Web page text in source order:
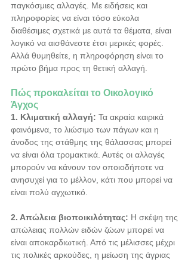
παγκόσμιες αλλαγές. Με ειδήσεις και
πληροφορίες να είναι τόσο εύκολα
διαθέσιμες σχετικά με αυτά τα θέματα, είναι
λογικό να αισθάνεστε έτσι μερικές φορές.
Αλλά θυμηθείτε, η πληροφόρηση είναι το
πρώτο βήμα προς τη θετική αλλαγή.
Πώς προκαλείται το Οικολογικό
Άγχος
1. Κλιματική αλλαγή: Τα ακραία καιρικά
φαινόμενα, το λιώσιμο των πάγων και η
άνοδος της στάθμης της θάλασσας μπορεί
να είναι όλα τρομακτικά. Αυτές οι αλλαγές
μπορούν να κάνουν τον οποιοδήποτε να
ανησυχεί για το μέλλον, κάτι που μπορεί να
είναι πολύ αγχωτικό.
2. Απώλεια βιοποικιλότητας: Η σκέψη της
απώλειας πολλών ειδών ζώων μπορεί να
είναι αποκαρδιωτική. Από τις μέλισσες μέχρι
τις πολικές αρκούδες, η μείωση της άγριας